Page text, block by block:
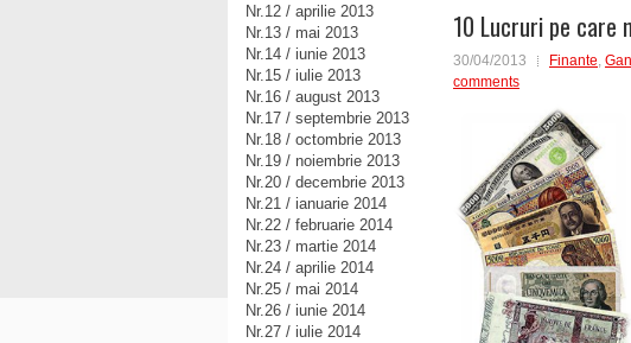
10 Lucruri pe care
30/04/2013 Finante,
comments
Nr.12 / aprilie 2013
Nr.13 / mai 2013
Nr.14 / iunie 2013
Nr.15 / iulie 2013
Nr.16 / august 2013
Nr.17 / septembrie 2013
Nr.18 / octombrie 2013
Nr.19 / noiembrie 2013
Nr.20 / decembrie 2013
Nr.21 / ianuarie 2014
Nr.22 / februarie 2014
Nr.23 / martie 2014
Nr.24 / aprilie 2014
Nr.25 / mai 2014
Nr.26 / iunie 2014
Nr.27 / iulie 2014